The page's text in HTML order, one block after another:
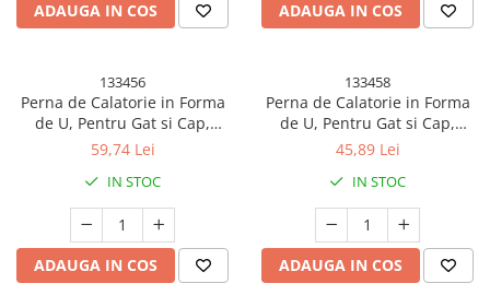
ADAUGA IN COS ADAUGA IN COS
133456
Perna de Calatorie in Forma
de U, Pentru Gat si Cap,
Umplutura din Spuma cu
Prindere Capse, Cutie de
Depozitare, Gri
59,74 Lei
IN STOC
ADAUGA IN COS
133458
Perna de Calatorie in Forma
de U, Pentru Gat si Cap,
Umplutura din Spuma cu
Dinozaur, Accesoriu de Voiaj,
Birou, Masina, Sistem
Prindere Capse, Verde
45,89 Lei
IN STOC
ADAUGA IN COS